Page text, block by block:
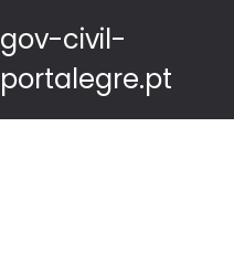
gov-civil-
portalegre.pt